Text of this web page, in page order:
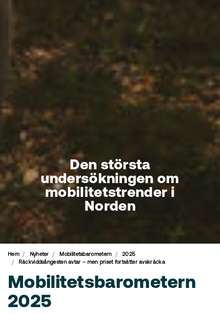
Den största
undersökningen om
mobilitetstrender i
Norden
Hem Nyheter Mobilitetsbarometern
2025
Räckviddsångesten avtar – men priset fortsätter avskräcka
Mobilitetsbarometern
2025